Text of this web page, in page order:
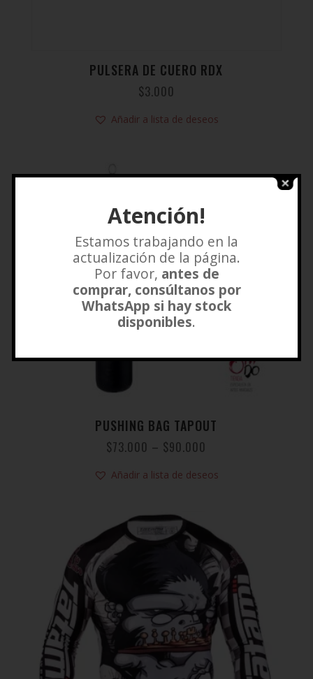
PULSERA DE CUERO RDX
$3.000
Añadir a lista de deseos
PUSHING BAG TAPOUT
$73.000 – $90.000
Añadir a lista de deseos
Atención!
Estamos trabajando en la
actualización de la página.
Por favor, antes de
comprar, consúltanos por
WhatsApp si hay stock
disponibles.